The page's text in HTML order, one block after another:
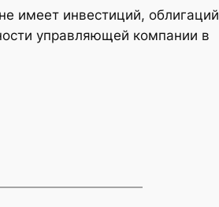
имеет инвестиций, облигаций
управляющей компании в